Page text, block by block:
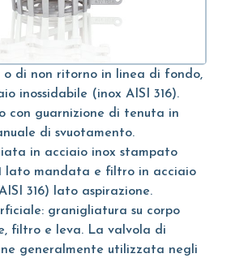
di non ritorno in linea di fondo,
inossidabile (inox AISI 316).
con guarnizione di tenuta in
di svuotamento.
in acciaio inox stampato
lato mandata e filtro in acciaio
316) lato aspirazione.
granigliatura su corpo
filtro e leva. La valvola di
generalmente utilizzata negli